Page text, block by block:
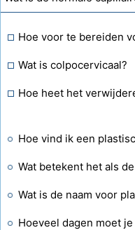
Hoe voor te bereiden
Wat is colpocervicaal?
Hoe heet het